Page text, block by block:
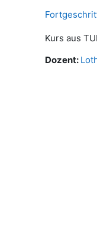
Kurs aus
Dozent: